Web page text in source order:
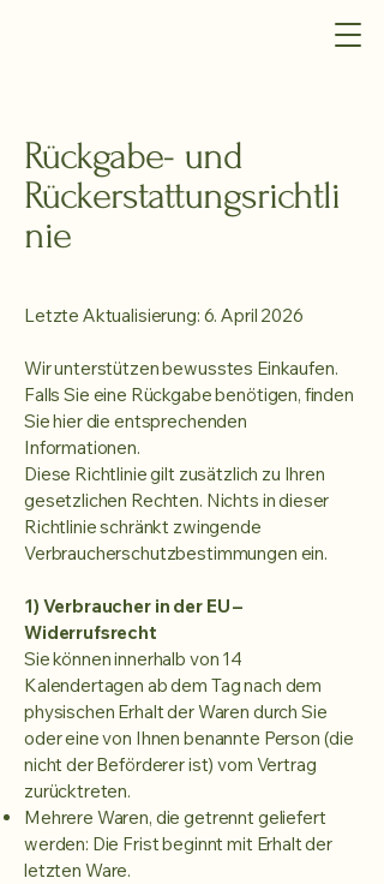
Rückgabe- und
Rückerstattungsrichtli
nie
Letzte Aktualisierung: 6. April 2026
Wir unterstützen bewusstes Einkaufen.
Falls Sie eine Rückgabe benötigen, finden
Sie hier die entsprechenden
Informationen.
Diese Richtlinie gilt zusätzlich zu Ihren
gesetzlichen Rechten. Nichts in dieser
Richtlinie schränkt zwingende
Verbraucherschutzbestimmungen ein.
1) Verbraucher in der EU –
Widerrufsrecht
Sie können innerhalb von 14
Kalendertagen ab dem Tag nach dem
physischen Erhalt der Waren durch Sie
oder eine von Ihnen benannte Person (die
nicht der Beförderer ist) vom Vertrag
zurücktreten.
Mehrere Waren, die getrennt geliefert
werden: Die Frist beginnt mit Erhalt der
letzten Ware.